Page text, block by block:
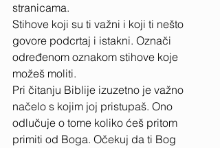
stranicama.
Stihove koji su ti važni i koji ti nešto
govore podcrtaj i istakni. Označi
određenom oznakom stihove koje
možeš moliti.
Pri čitanju Biblije izuzetno je važno
načelo s kojim joj pristupaš. Ono
odlučuje o tome koliko ćeš pritom
primiti od Boga. Očekuj da ti Bog